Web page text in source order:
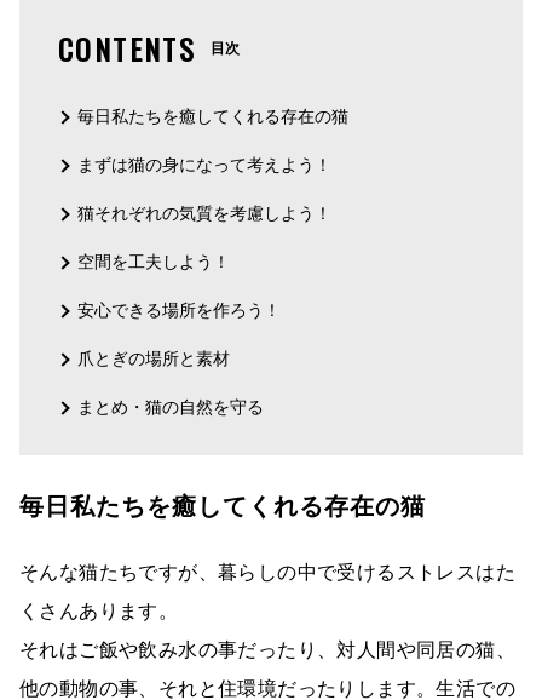
CONTENTS 目次
毎日私たちを癒してくれる存在の猫
まずは猫の身になって考えよう！
猫それぞれの気質を考慮しよう！
空間を工夫しよう！
安心できる場所を作ろう！
爪とぎの場所と素材
まとめ・猫の自然を守る
毎日私たちを癒してくれる存在の猫
そんな猫たちですが、暮らしの中で受けるストレスはた
くさんあります。
それはご飯や飲み水の事だったり、対人間や同居の猫、
他の動物の事、それと住環境だったりします。生活での